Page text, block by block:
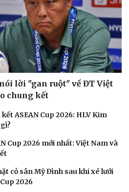
lời "gan ruột" về ĐT Việt
chung kết
ASEAN Cup 2026: HLV Kim
Cup 2026 mới nhất: Việt Nam và
cỏ sân Mỹ Đình sau khi xé lưới
2026